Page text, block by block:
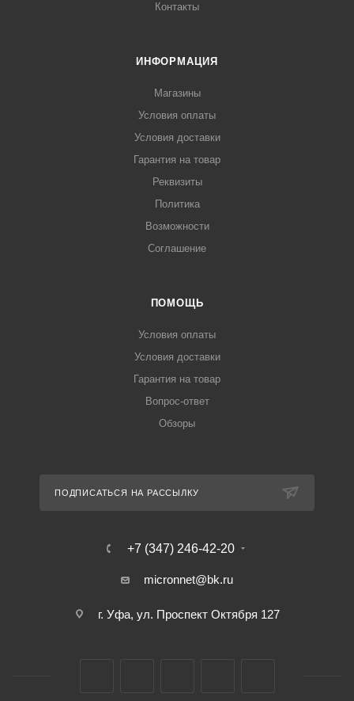
Контакты
ИНФОРМАЦИЯ
Магазины
Условия оплаты
Условия доставки
Гарантия на товар
Реквизиты
Политика
Возможности
Соглашение
ПОМОЩЬ
Условия оплаты
Условия доставки
Гарантия на товар
Вопрос-ответ
Обзоры
ПОДПИСАТЬСЯ НА РАССЫЛКУ
+7 (347) 246-42-20
micronnet@bk.ru
г. Уфа, ул. Проспект Октября 127